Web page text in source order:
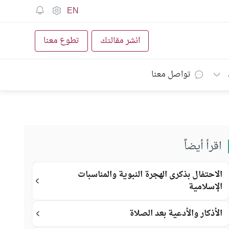
EN
انشر مقالتك تطوع معنا
تواصل معنا
اقرأ أيضاً
الاحتفال بذكرى الهجرة النبوية والمناسبات
الإسلامية
الأذكار والأدعية بعد الصلاة